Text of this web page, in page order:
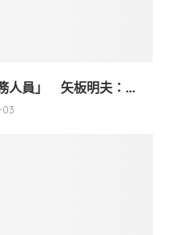
人員」 矢板明夫：...
03